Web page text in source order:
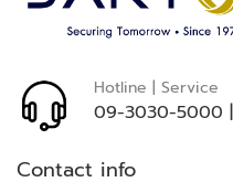
า
พ
น
Hotline | Service
09-3030-5000 |
Contact info